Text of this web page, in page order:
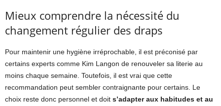
Mieux comprendre la nécessité du
changement régulier des draps
Pour maintenir une hygiène irréprochable, il est préconisé par
certains experts comme Kim Langon de renouveler sa literie au
moins chaque semaine. Toutefois, il est vrai que cette
recommandation peut sembler contraignante pour certains. Le
choix reste donc personnel et doit s’adapter aux habitudes et au